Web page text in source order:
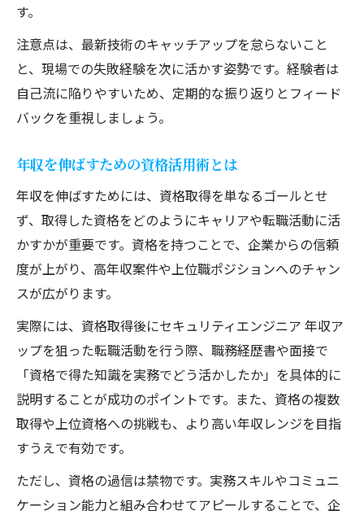
す。
注意点は、最新技術のキャッチアップを怠らないこと
と、現場での失敗経験を次に活かす姿勢です。経験者は
自己流に陥りやすいため、定期的な振り返りとフィード
バックを重視しましょう。
年収を伸ばすための資格活用術とは
年収を伸ばすためには、資格取得を単なるゴールとせ
ず、取得した資格をどのようにキャリアや転職活動に活
かすかが重要です。資格を持つことで、企業からの信頼
度が上がり、高年収案件や上位職ポジションへのチャン
スが広がります。
実際には、資格取得後にセキュリティエンジニア 年収ア
ップを狙った転職活動を行う際、職務経歴書や面接で
「資格で得た知識を実務でどう活かしたか」を具体的に
説明することが成功のポイントです。また、資格の複数
取得や上位資格への挑戦も、より高い年収レンジを目指
すうえで有効です。
ただし、資格の過信は禁物です。実務スキルやコミュニ
ケーション能力と組み合わせてアピールすることで、企